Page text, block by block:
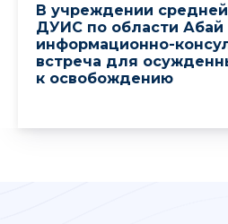
В учреждении
ДУИС по области Абай
информационно-
встреча для
к освобождению